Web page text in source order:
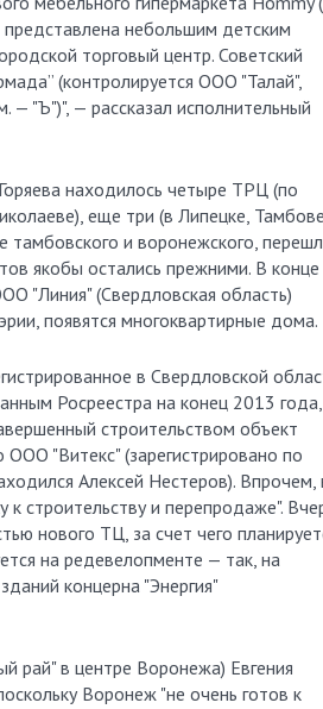
представлена небольшим детским
торговый центр. Советский
(контролируется ООО "Талай",
"Ъ")", — рассказал исполнительный
находилось четыре ТРЦ (по
еще три (в Липецке, Тамбове,
тамбовского и воронежского,
якобы остались прежними. В конце
"Линия" (Свердловская область)
появятся многоквартирные дома.
в Свердловской
Росреестра на конец 2013 года,
строительством объект
"Витекс" (зарегистрировано по
Алексей Нестеров). Впрочем,
строительству и перепродаже".
нового ТЦ, за счет чего
на редевелопменте — так, на
концерна "Энергия"
рай" в центре Воронежа) Евгения
Воронеж "не очень готов к